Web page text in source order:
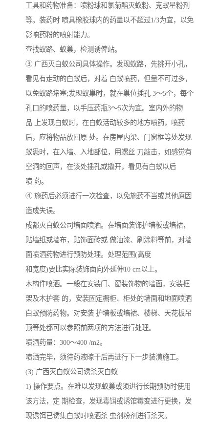
工具和药物准备：喷粉球和氯菊酯灭蚁粉、克蚁星粉剂
等。装药时 喷具橡胶球内的药量以不超过1/3为宜，以免
影响药粉的喷射能力。
查找蚁路、蚁巢，检测诱俾站。
③ 广西灭白蚁公司具体操作。发现蚁路，先挑开小孔，
看见有走动的白蚁后，对着 白蚁喷药，但量不可过多，
以免蚁路堵塞;发现蚁巢时，就在巢位插孔 3～5个，每个
孔口的喷药量，以手压药瓶3～5次为宜。室内外的物
品 上发现白蚁时，在白蚁活动较多的地方喷药，喷药
后，应将物品放回原 处。在房屋内梁、门窗框等处发现
蚁患时，在入墙、入地部位，用螺丝 刀敲击，如感觉有
空洞的回声，在该处插孔或撬开，看见有白蚁以后
喷 药。
④ 施药后必须进行一次检查，以免施药不当或其他原因
造成失误。
成都灭白蚁公司墙面喷洒。在墙面装饰护墙板或墙裙，
贴墙纸或墙布，贴饰面砖或 做油漆、刷涂料等前，对墙
面喷洒药物进行预防处理。处理范围(高度
和宽度)要比实际装饰面向外延伸10 cm以上。
木构件喷洒。一般在安装门、窗装饰物的墙面，安装框
架及木护套 的，安装固定橱柜、柜处的墙面和地面喷洒
白蚁预防药物。对安装 护墙板或墙裙、楼梯、天花板吊
顶等处都可以参照前两项的方法进行处理。
喷洒药量：300～400 /m2。
喷洒完毕，须待药液晾干后再进行下一步装潢施工。
(3) 广西灭白蚁公司诱杀灭白蚁
1) 操作要点。在难以发现蚁巢或须进行长期预防时使用
该方法，定 期检查，发现毒饵或诱馆霉变进行更换，发
现诱饵已诱集白蚁时喷洒杀 虫剂粉剂进行杀灭。